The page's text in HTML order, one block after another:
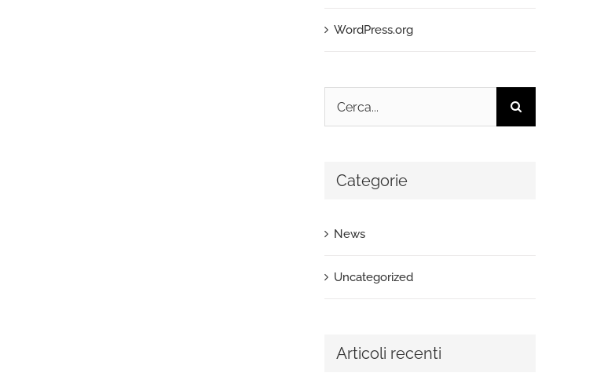
WordPress.org
Cerca
per:
Categorie
News
Uncategorized
Articoli recenti